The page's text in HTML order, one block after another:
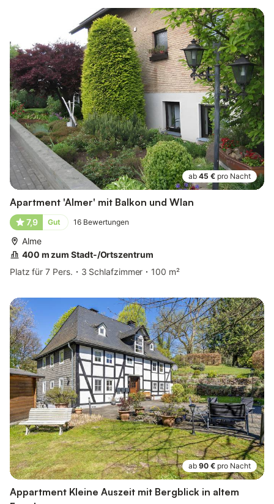
ab 45 € pro Nacht
Apartment 'Almer' mit Balkon und Wlan
7,9 Gut 16 Bewertungen
Alme
400 m zum Stadt-/Ortszentrum
Platz für 7 Pers.
3 Schlafzimmer 100 m²
ab 90 € pro Nacht
Appartment Kleine Auszeit mit Bergblick in altem